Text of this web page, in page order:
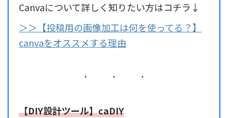
Canvaについて詳しく知りたい方はコチラ↓
＞＞【投稿用の画像加工は何を使ってる？】
canvaをオススメする理由
【DIY設計ツール】caDIY